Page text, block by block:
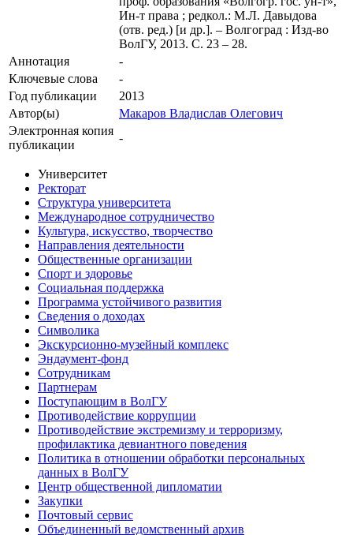
Ин-т права ; редкол.: М.Л. Давыдова
(отв. ред.) [и др.]. – Волгоград : Изд-во
ВолГУ, 2013. С. 23 – 28.
Аннотация
-
Ключевые cлова
-
Год публикации
2013
Автор(ы)
Макаров Владислав Олегович
Электронная копия
публикации
-
Университет
Ректорат
Структура университета
Международное сотрудничество
Культура, искусство, творчество
Направления деятельности
Общественные организации
Спорт и здоровье
Социальная поддержка
Программа устойчивого развития
Сведения о доходах
Символика
Экскурсионно-музейный комплекс
Эндаумент-фонд
Сотрудникам
Партнерам
Поступающим в ВолГУ
Противодействие коррупции
Противодействие экстремизму и терроризму,
профилактика девиантного поведения
Политика в отношении обработки персональных
данных в ВолГУ
Центр общественной дипломатии
Закупки
Почтовый сервис
Объединенный ведомственный архив